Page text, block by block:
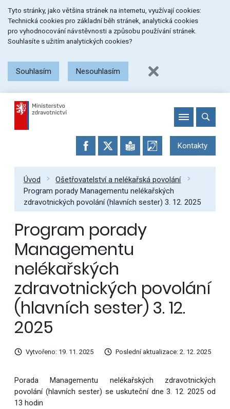
na
menu
na
obsah
na
patičku
stránky
Tyto stránky, jako většina stránek na internetu, využívají cookies:
Technická cookies pro základní běh stránek, analytická cookies
pro vyhodnocování návstěvnosti a způsobu používání stránek.
Souhlasíte s užitím analytických cookies?
Souhlasím Nesouhlasím
Kontakty
Úvod
Ošetřovatelství a nelékařská povolání
Program porady Managementu nelékařských
zdravotnických povolání (hlavních sester) 3. 12. 2025
Program porady
Managementu
nelékařských
zdravotnických povolání
(hlavních sester) 3. 12.
2025
Vytvořeno: 19. 11. 2025 Poslední aktualizace: 2. 12. 2025
Porada Managementu nelékařských zdravotnických
povolání (hlavních sester) se uskuteční dne 3. 12. 2025 od
13 hodin